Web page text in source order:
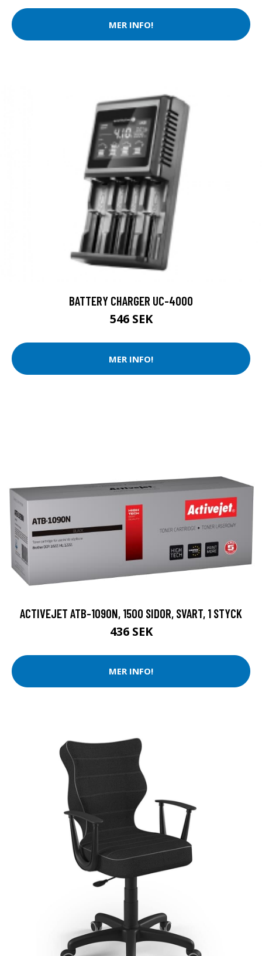
MER INFO!
BATTERY CHARGER UC-4000
546 SEK
MER INFO!
ACTIVEJET ATB-1090N, 1500 SIDOR, SVART, 1 STYCK
436 SEK
MER INFO!